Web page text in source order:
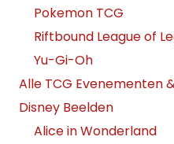
Pokemon TCG
Riftbound League of
Yu-Gi-Oh
Alle TCG Evenementen
Disney Beelden
Alice in Wonderland